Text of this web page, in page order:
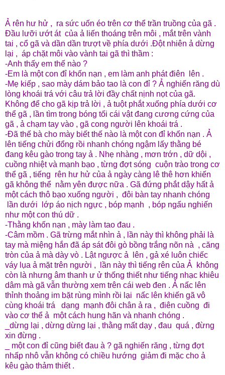
Ả rên hư hử , ra sức uốn éo trên cơ thể trần truồng của gã .
Đầu lưỡi ướt át của ả liến thoáng trên môi , mắt trên vành
tai , cổ gã và dần dần trượt về phía dưới .Đột nhiên ả dừng
lại , áp chặt môi vào vành tai gã thì thầm :
-Anh thấy em thế nào ?
-Em là một con đỉ khốn nạn , em làm anh phát điên lên .
-Mẹ kiếp , sao mày dám bảo tao là con đỉ ? Ả nghiến răng dù
lòng khoái trá với câu trả lời đầy chất nịnh nọt của gã.
Không để cho gã kịp trả lời , ả tuột phắt xuống phía dưới cơ
thể gã , lần tìm trong bóng tối cái vật đang cương cứng của
gã , ả chạm tay vào , gã cong người lên khoái trá .
-Đã thế bà cho mày biết thế nào là một con đỉ khốn nạn . Ả
lên tiếng chửi đổng rồi nhanh chóng ngậm lấy thằng bé
đang kêu gào trong tay ả . Nhẹ nhàng , mơn trớn , dữ dội ,
cuồng nhiệt và mạnh bạo , từng đợt sóng cuộn trào trong cơ
thể gã , tiếng rên hư hử của ả ngày càng lê thê hơn khiến
gã không thể nằm yên được nữa . Gã đứng phắt dậy hất ả
một cách thô bạo xuống người , đôi bàn tay nhanh chóng
lần dưới lớp áo nịch ngực , bóp mạnh , bóp ngấu nghiến
như một con thú dữ .
-Thằng khốn nạn , mày làm tao đau .
-Câm mồm . Gã trừng mắt nhìn ả , lần này thì không phải là
tay mà miệng hắn đã áp sát đôi gò bồng trắng nõn nà , căng
tròn của ả mà dày vò . Lật ngược ả lên , gả xé luôn chiếc
váy lụa ả mặt trên người , lần này thì tiếng rên của Ả không
còn là nhưng âm thanh ư ử thống thiết như tiếng nhạc khiêu
dâm mà gã vẫn thường xem trên cái web đen . Ả nấc lên
thỉnh thoảng im bặt rùng mình rồi lại nấc lên khiến gã vô
cùng khoái trá dạng mạnh đôi chân ả ra , điên cuồng đi
vào cơ thể ả một cách hung hãn và nhanh chóng .
_dừng lại , dừng dừng lại , thằng mất dạy , đau quá , đừng
xin đừng .
_ một con đỉ cũng biết đau à ? gã nghiến răng , từng đợt
nhấp nhô vẫn không có chiều hướng giảm đi mặc cho ả
kêu gào thảm thiết .